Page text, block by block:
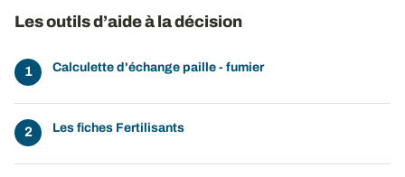
Les outils d’aide à la décision
Calculette d'échange paille - fumier
Les fiches Fertilisants